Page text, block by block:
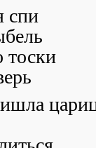
спи
тоски